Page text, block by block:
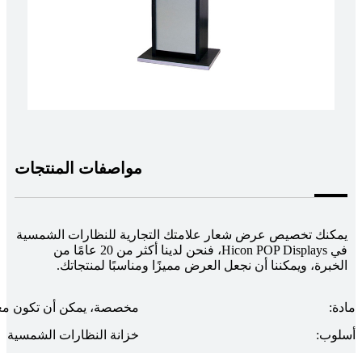
مواصفات المنتجات
يمكنك تخصيص عرض شعار علامتك التجارية للنظارات الشمسية
في Hicon POP Displays، فنحن لدينا أكثر من 20 عامًا من
الخبرة، ويمكننا أن نجعل العرض مميزًا ومناسبًا لمنتجاتك.
مادة:
مخصصة، يمكن أن تكون
أسلوب:
خزانة النظارات الشمسية